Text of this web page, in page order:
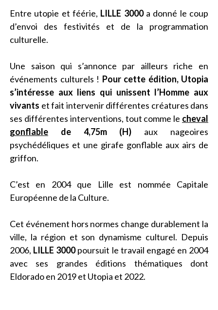
Entre utopie et féérie, LILLE 3000a donné le coup
d’envoi des festivités et de la programmation
culturelle.
Une saison qui s’annonce par ailleurs riche en
événements culturels ! Pour cette édition, Utopia
s’intéresse aux liens qui unissent l’Homme aux
vivants et fait intervenir différentes créatures dans
ses différentes interventions, tout comme le cheval
gonflable de 4,75m (H) aux nageoires
psychédéliques et une girafe gonflable aux airs de
griffon.
C’est en 2004 que Lille est nommée Capitale
Européenne de la Culture.
Cet événement hors normes change durablement la
ville, la région et son dynamisme culturel. Depuis
2006, LILLE 3000poursuit le travail engagé en 2004
avec ses grandes éditions thématiques dont
Eldorado en 2019 et Utopia et 2022.